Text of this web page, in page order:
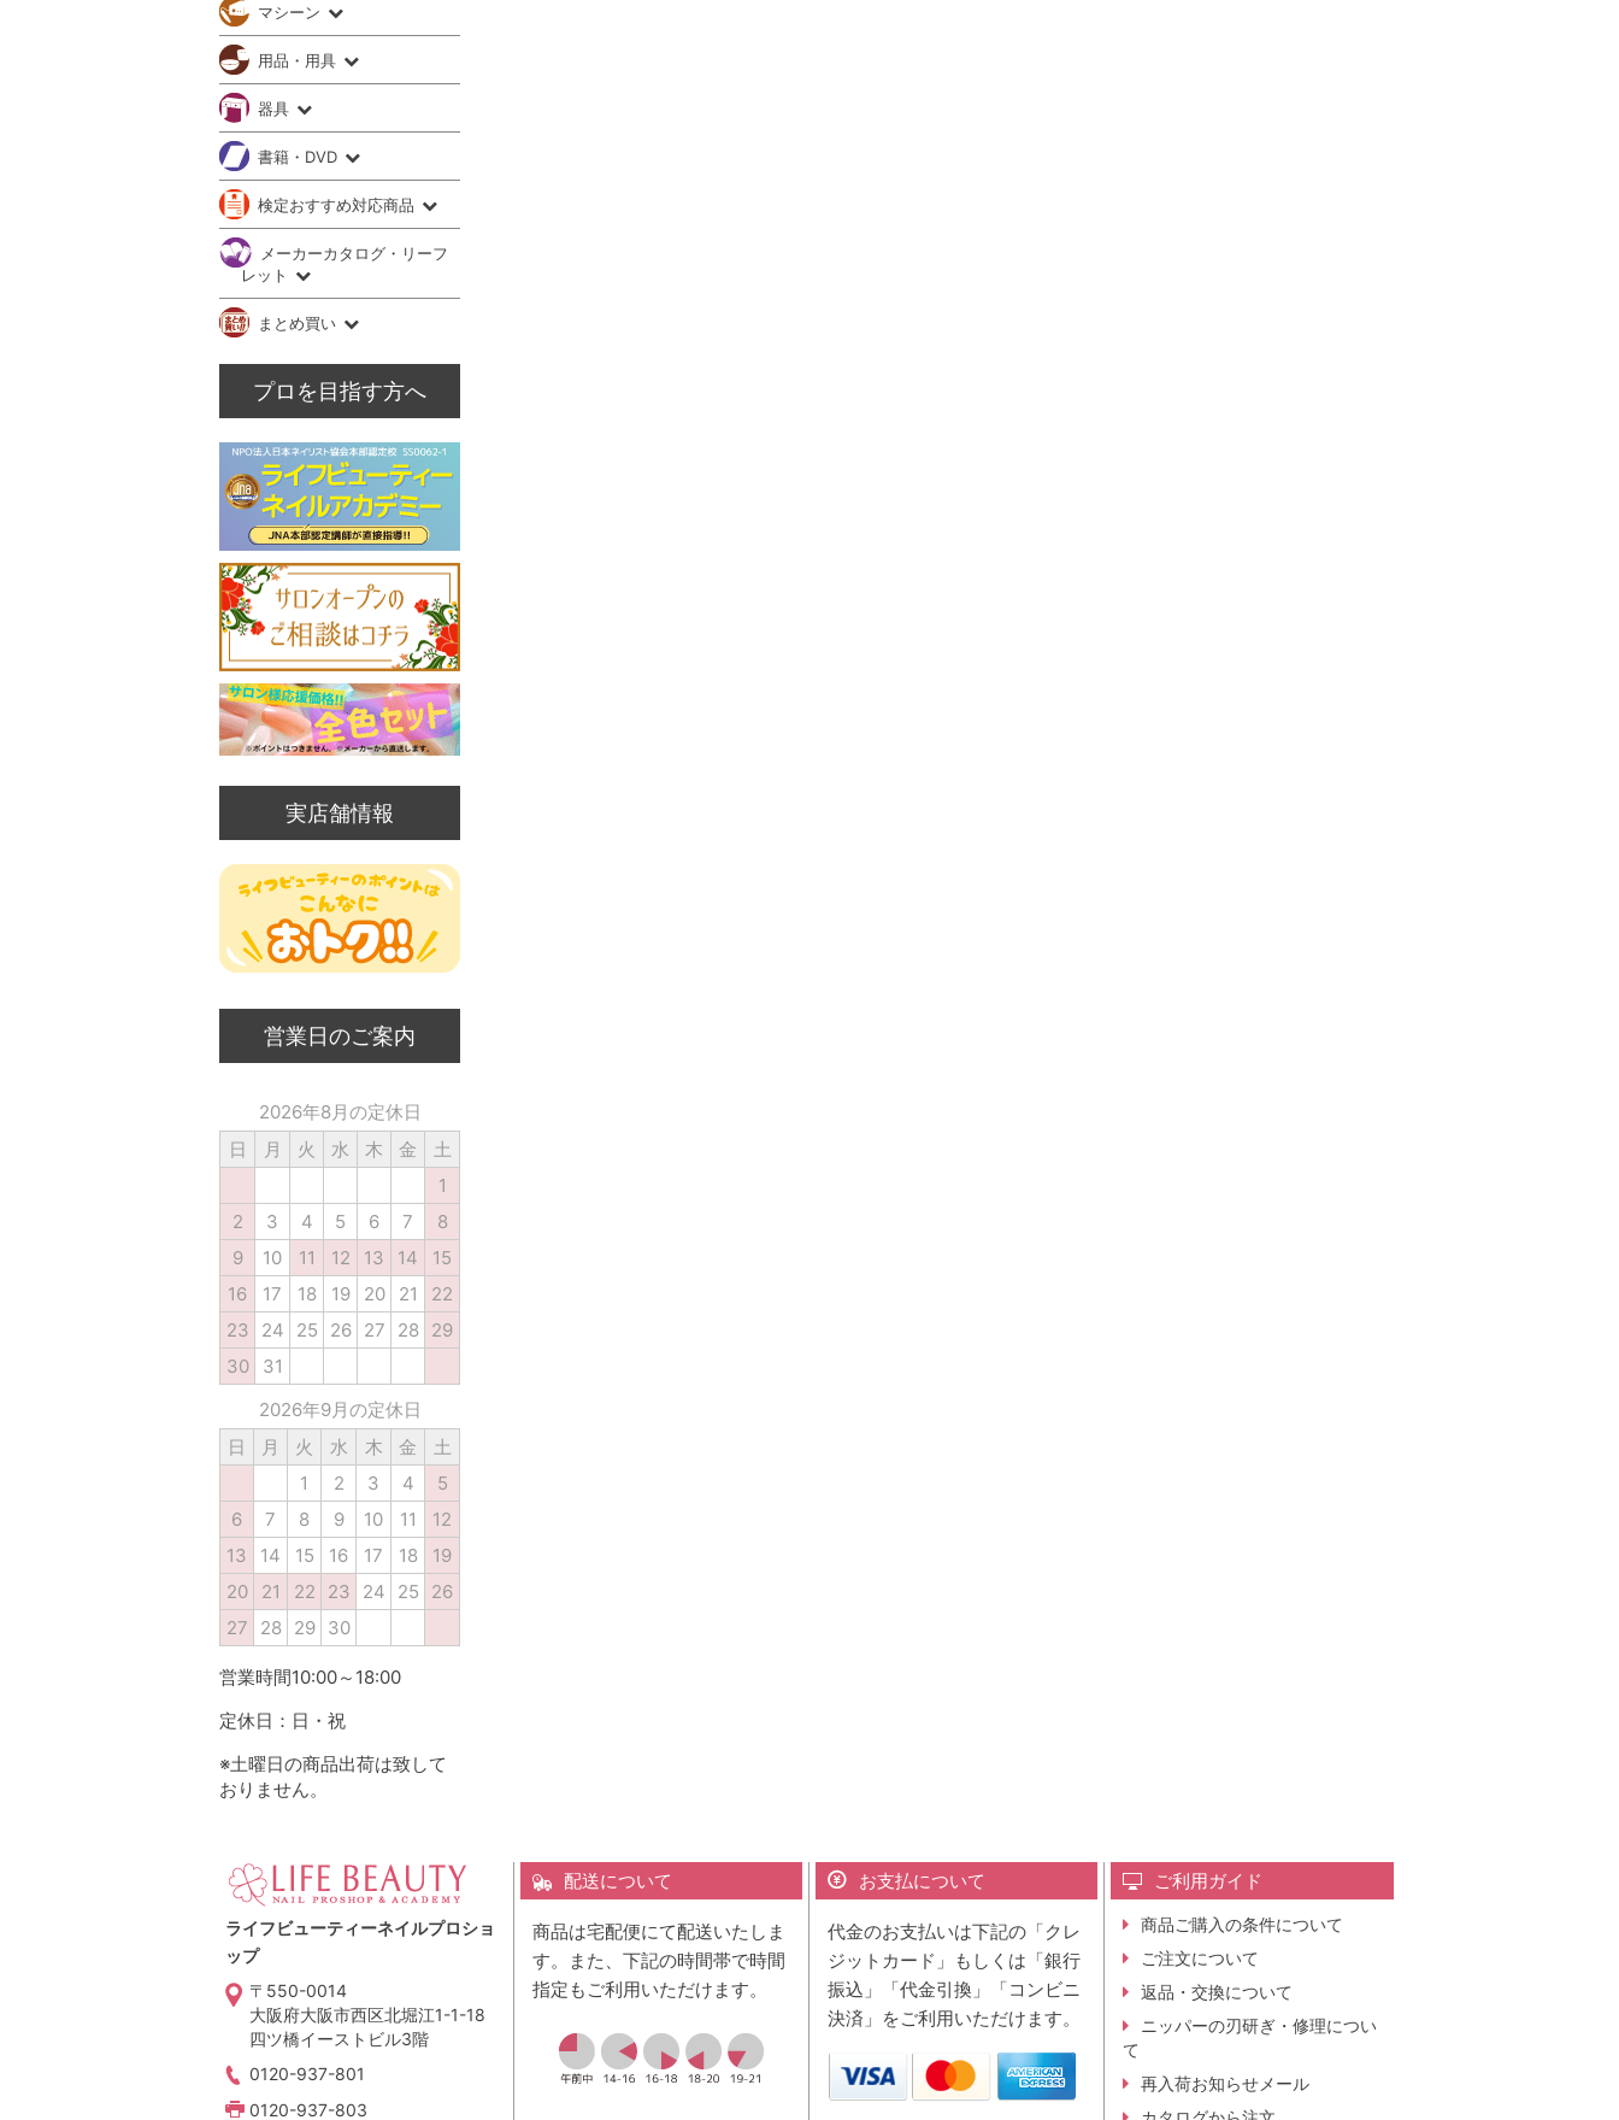
マシーン
用品・用具
器具
書籍・DVD
検定おすすめ対応商品
メーカーカタログ・リーフ
レット
まとめ買い
プロを目指す方へ
実店舗情報
営業日のご案内
2026年8月の定休日
日
月 火 水 木 金
土
1
2
3 4 5 6 7
8
9
10 11 12 13 14
15
16
17 18 19 20 21
22
23
24 25 26 27 28
29
30
31
2026年9月の定休日
日
月 火 水 木 金
土
1
2 3 4
5
6
7 8 9 10 11
12
13
14 15 16 17 18
19
20
21 22 23 24 25
26
27
28 29 30
営業時間10:00～18:00
定休日：日・祝
※土曜日の商品出荷は致して
おりません。
ライフビューティーネイルプロショ
ップ
〒550-0014
大阪府大阪市西区北堀江1-1-18
四ツ橋イーストビル3階
0120-937-801
0120-937-803
配送について
商品は宅配便にて配送いたしま
す。また、下記の時間帯で時間
指定もご利用いただけます。
お支払について
代金のお支払いは下記の「クレ
ジットカード」もしくは「銀行
振込」「代金引換」「コンビニ
決済」をご利用いただけます。
ご利用ガイド
商品ご購入の条件について
ご注文について
返品・交換について
ニッパーの刃研ぎ・修理につい
て
再入荷お知らせメール